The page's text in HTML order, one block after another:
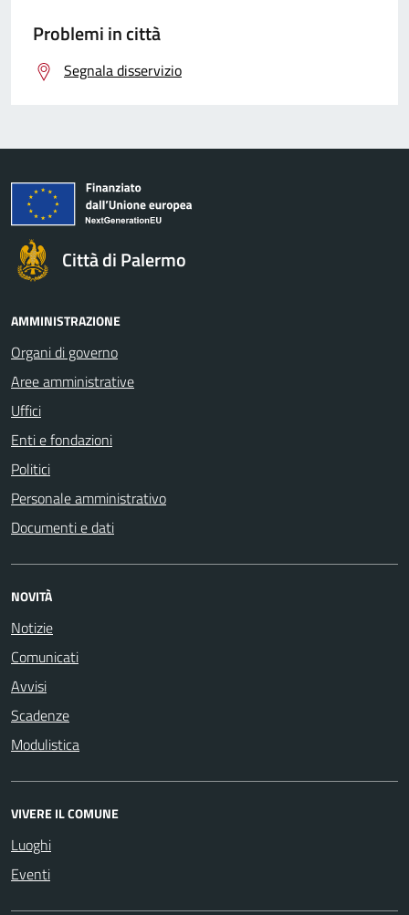
Problemi in città
Segnala disservizio
Città di Palermo
AMMINISTRAZIONE
Organi di governo
Aree amministrative
Uffici
Enti e fondazioni
Politici
Personale amministrativo
Documenti e dati
NOVITÀ
Notizie
Comunicati
Avvisi
Scadenze
Modulistica
VIVERE IL COMUNE
Luoghi
Eventi